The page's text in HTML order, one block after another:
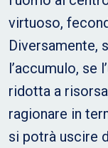
virtuoso,
Diversamente,
l’accumulo, se
ridotta a
ragionare in
si potrà uscire